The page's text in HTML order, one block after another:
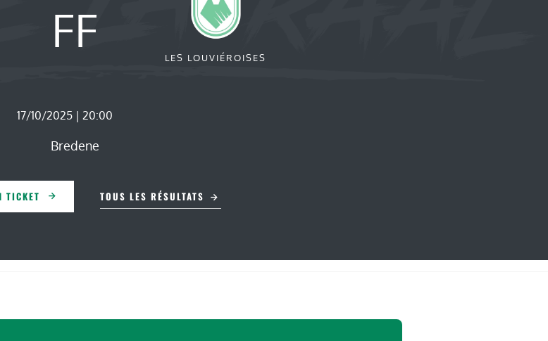
FF
LES LOUVIÉROISES
17/10/2025 | 20:00
Bredene
TICKET TOUS LES RÉSULTATS